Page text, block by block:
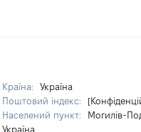
Країна:
Україна
Поштовий індекс:
Населений пункт:
Могилів-
Україна